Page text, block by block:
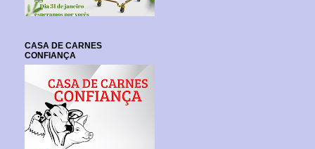
CASA DE CARNES
CONFIANÇA